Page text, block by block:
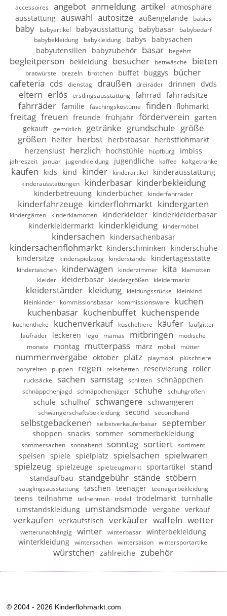
accessoires angebot anmeldung artikel atmosphäre
ausstattung auswahl autositze außengelände babies
baby babyartikel babyausstattung babybasar
babybedarf
babybekleidung
babykleidung babys
babysachen
babyutensilien
babyzubehör basar begehrt
begleitperson bekleidung besucher bettwäsche bieten
bratwürste brezeln brötchen buffet buggys
bücher
cafeteria cds dienstag draußen dreiräder drinnen dvds
eltern erlös erstlingsausstattung fahrrad fahrradsitze
fahrräder familie faschingskostüme finden flohmarkt
freitag freuen freunde frühjahr förderverein garten
gekauft
gemütlich getränke grundschule größe
größen
helfer herbst herbstbasar herbstflohmarkt
herzenslust herzlich hochstühle hüpfburg imbiss
jahreszeit januar jugendkleidung jugendliche kaffee kaltgetränke
kaufen kids kind kinder kinderartikel kinderausstattung
kinderausstattungen kinderbasar kinderbekleidung
kinderbetreuung kinderbücher kinderfahrräder
kinderfahrzeuge kinderflohmarkt kindergarten
kindergärten kinderklamotten kinderkleider kinderkleiderbasar
kinderkleidermarkt kinderkleidung kindermöbel
kindersachen kindersachenbasar
kindersachenflohmarkt kinderschminken
kinderschuhe
kindersitze
kinderspielzeug kinderstände kindertagesstätte
kindertaschen kinderwagen kinderzimmer kita
klamotten
kleider
kleiderbasar kleidergrößen kleidermarkt
kleiderständer kleidung kleidungsstücke
kleinkind
kleinkinder
kommissionsbasar kommissionsware
kuchen
kuchenbasar kuchenbuffet kuchenspende
kuchentheke kuchenverkauf kuscheltiere käufer
laufgitter
laufräder
leckeren lego mamas mitbringen
modische
monate
montag mutterpass märz möbel mütter
nummernvergabe oktober platz playmobil
plüschtiere
ponyreiten
puppen regen reisebetten reservierung roller
rucksäcke sachen samstag schlitten schnäppchen
schnäppchenjagd schnäppchenjäger schuhe schuhgrößen
schule schulhof schwangere schwangeren
schwangerschaftsbekleidung second secondhand
selbstgebackenen selbstverkäuferbasar september
shoppen snacks sommer sommerbekleidung
sommersachen sonnabend sonntag sortiert sortiment
speisen spiele spielplatz spielsachen spielwaren
spielzeug spielzeuge spielzeugmarkt sportartikel stand
standaufbau standgebühr stände stöbern
säuglingsausstattung taschen teenager teenagerbekleidung
teens teilnahme teilnehmen trödel trödelmarkt turnhalle
umstandskleidung umstandsmode vergabe verkauf
verkaufen verkaufstisch verkäufer waffeln wetter
wetterunabhängig winter winterbasar
winterbekleidung
winterkleidung
wintersachen wintersaison wintersportartikel
würstchen zahlreiche zubehör
© 2004 - 2026 Kinderflohmarkt.com